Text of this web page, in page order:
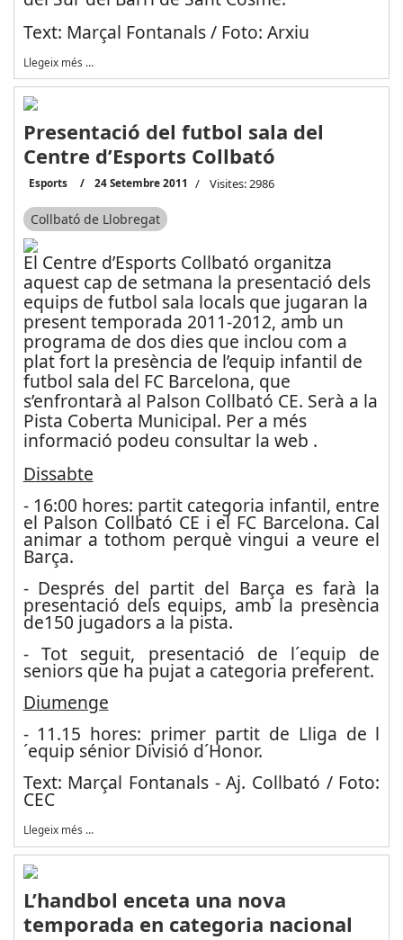
Text: Marçal Fontanals / Foto: Arxiu
Llegeix més …
Presentació del futbol sala del
Centre d’Esports Collbató
Esports 24 Setembre 2011 Visites: 2986
Collbató de Llobregat
El Centre d’Esports Collbató organitza
aquest cap de setmana la presentació dels
equips de futbol sala locals que jugaran la
present temporada 2011-2012, amb un
programa de dos dies que inclou com a
plat fort la presència de l’equip infantil de
futbol sala del FC Barcelona, que
s’enfrontarà al Palson Collbató CE. Serà a la
Pista Coberta Municipal. Per a més
informació podeu consultar la web .
Dissabte
- 16:00 hores: partit categoria infantil, entre
el Palson Collbató CE i el FC Barcelona. Cal
animar a tothom perquè vingui a veure el
Barça.
- Després del partit del Barça es farà la
presentació dels equips, amb la presència
de150 jugadors a la pista.
- Tot seguit, presentació de l´equip de
seniors que ha pujat a categoria preferent.
Diumenge
- 11.15 hores: primer partit de Lliga de l
´equip sénior Divisió d´Honor.
Text: Marçal Fontanals - Aj. Collbató / Foto:
CEC
Llegeix més …
L’handbol enceta una nova
temporada en categoria nacional